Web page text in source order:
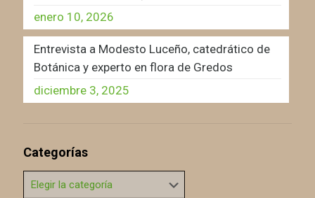
enero 10, 2026
Entrevista a Modesto Luceño, catedrático de
Botánica y experto en flora de Gredos
diciembre 3, 2025
Categorías
Categorías